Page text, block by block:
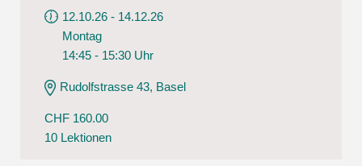
12.10.26 - 14.12.26
Montag
14:45 - 15:30 Uhr
Rudolfstrasse 43, Basel
CHF 160.00
10 Lektionen